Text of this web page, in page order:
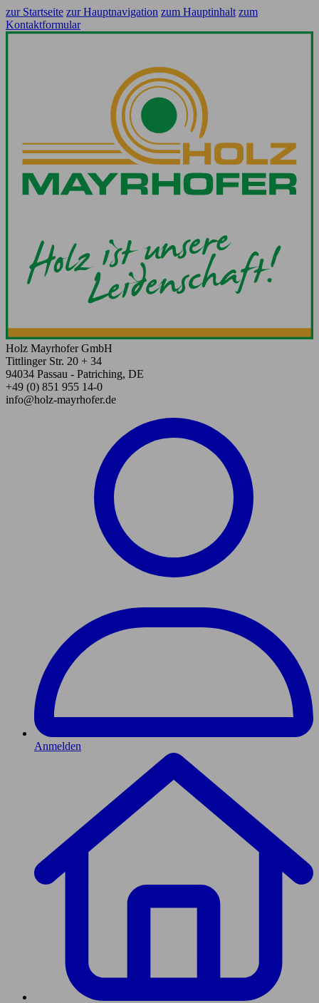
zur Startseite zur Hauptnavigation zum Hauptinhalt zum
Kontaktformular
Holz Mayrhofer GmbH
Tittlinger Str. 20 + 34
94034 Passau - Patriching, DE
+49 (0) 851 955 14-0
info@holz-mayrhofer.de
Anmelden